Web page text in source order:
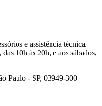
e assistência técnica.
10h às 20h, e aos sábados,
Paulo - SP, 03949-300